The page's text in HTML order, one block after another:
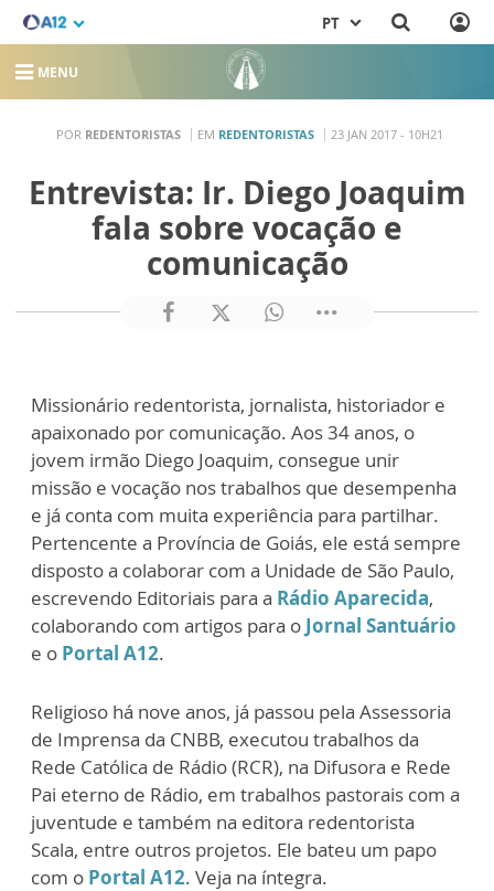
PT
MENU
POR REDENTORISTAS EM REDENTORISTAS 23 JAN 2017 - 10H21
Entrevista: Ir. Diego Joaquim
fala sobre vocação e
comunicação
Missionário redentorista, jornalista, historiador e
apaixonado por comunicação. Aos 34 anos, o
jovem irmão Diego Joaquim, consegue unir
missão e vocação nos trabalhos que desempenha
e já conta com muita experiência para partilhar.
Pertencente a Província de Goiás, ele está sempre
disposto a colaborar com a Unidade de São Paulo,
escrevendo Editoriais para a Rádio Aparecida,
colaborando com artigos para o Jornal Santuário
e o Portal A12.
Religioso há nove anos, já passou pela Assessoria
de Imprensa da CNBB, executou trabalhos da
Rede Católica de Rádio (RCR), na Difusora e Rede
Pai eterno de Rádio, em trabalhos pastorais com a
juventude e também na editora redentorista
Scala, entre outros projetos. Ele bateu um papo
com o Portal A12. Veja na íntegra.